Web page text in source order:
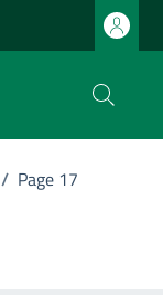
/ Page 17